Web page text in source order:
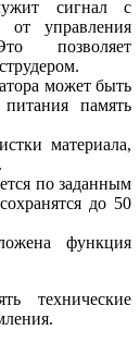
сигнал с
управления
позволяет
может быть
память
материала,
по заданным
до 50
функция
технические